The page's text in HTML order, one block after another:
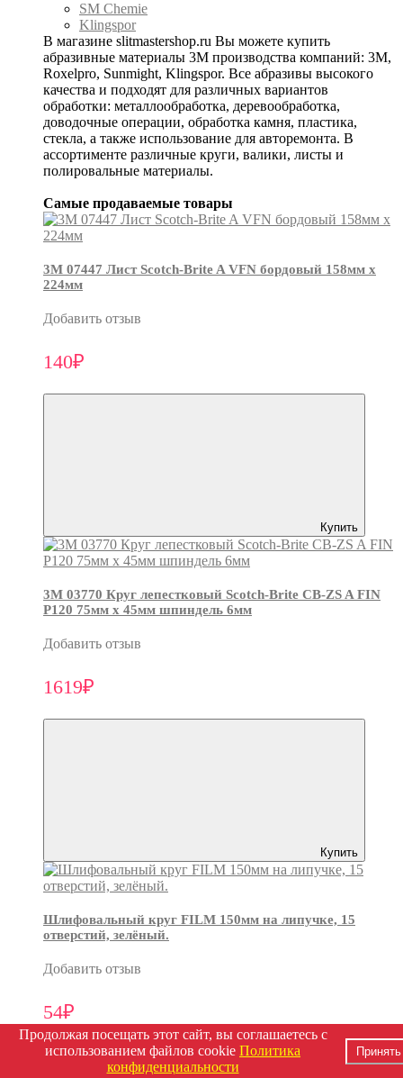
SM Chemie
Klingspor
В магазине slitmastershop.ru Вы можете купить
абразивные материалы 3М производства компаний: 3М,
Roxelpro, Sunmight, Klingspor. Все абразивы высокого
качества и подходят для различных вариантов
обработки: металлообработка, деревообработка,
доводочные операции, обработка камня, пластика,
стекла, а также использование для авторемонта. В
ассортименте различные круги, валики, листы и
полировальные материалы.
Самые продаваемые товары
3М 07447 Лист Scotch-Brite A VFN бордовый 158мм х
224мм
Добавить отзыв
140₽
Купить
3М 03770 Круг лепестковый Scotch-Brite CB-ZS A FIN
P120 75мм х 45мм шпиндель 6мм
Добавить отзыв
1619₽
Купить
Шлифовальный круг FILM 150мм на липучке, 15
отверстий, зелёный.
Добавить отзыв
54₽
Продолжая посещать этот сайт, вы соглашаетесь с
использованием файлов cookie Политика
конфиденциальности
Принять